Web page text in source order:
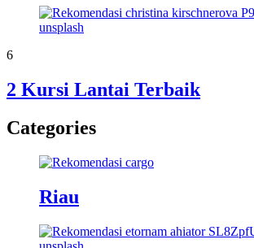
6
2 Kursi Lantai Terbaik
Categories
Riau